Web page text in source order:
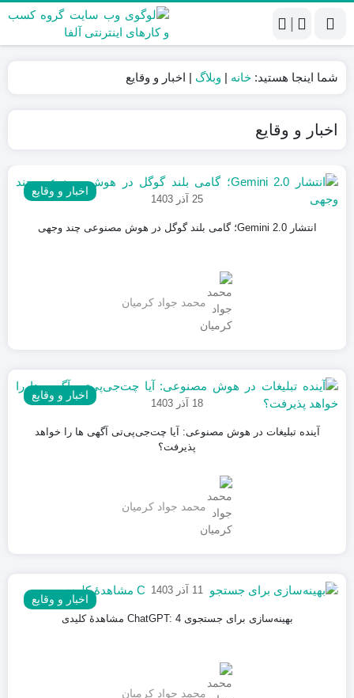
شما اینجا هستید: خانه | وبلاگ | اخبار و وقایع
اخبار و وقایع
اخبار و وقایع
25 آذر 1403
انتشار Gemini 2.0؛ گامی بلند گوگل در هوش مصنوعی چند وجهی
محمد جواد کرمیان
اخبار و وقایع
18 آذر 1403
آینده تبلیغات در هوش مصنوعی: آیا چت‌جی‌پی‌تی آگهی ها را خواهد
پذیرفت؟
محمد جواد کرمیان
اخبار و وقایع
11 آذر 1403
بهینه‌سازی برای جستجوی ChatGPT: 4 مشاهدۀ کلیدی
محمد جواد کرمیان